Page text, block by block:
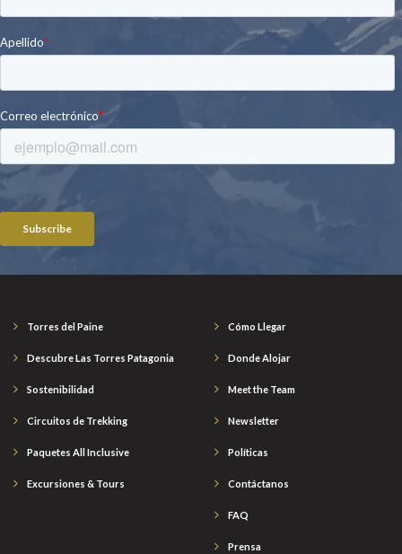
Torres del Paine
Descubre Las Torres Patagonia
Sostenibilidad
Circuitos de Trekking
Paquetes All Inclusive
Excursiones & Tours
Cómo Llegar
Donde Alojar
Meet the Team
Newsletter
Políticas
Contáctanos
FAQ
Prensa